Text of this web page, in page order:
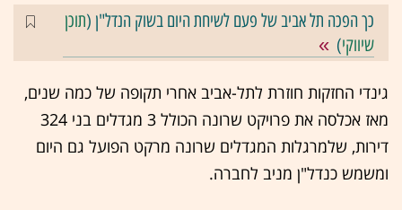
כך הפכה תל אביב של פעם לשיחת היום בשוק הנדל"ן (תוכן
שיווקי)
גינדי החזקות חוזרת לתל-אביב אחרי תקופה של כמה שנים,
מאז אכלסה את פרויקט שרונה הכולל 3 מגדלים בני 324
דירות, שלמרגלות המגדלים שרונה מרקט הפועל גם היום
ומשמש כנדל"ן מניב לחברה.